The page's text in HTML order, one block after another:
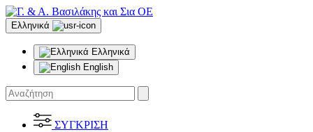
Ελληνικά
Ελληνικά
English
ΣΥΓΚΡΙΣΗ